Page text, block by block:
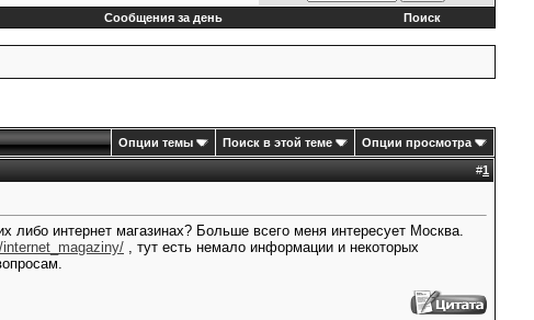
Сообщения за день Поиск
Опции темы Поиск в этой теме Опции просмотра
#1
либо интернет магазинах? Больше всего меня интересует Москва.
, тут есть немало информации и некоторых